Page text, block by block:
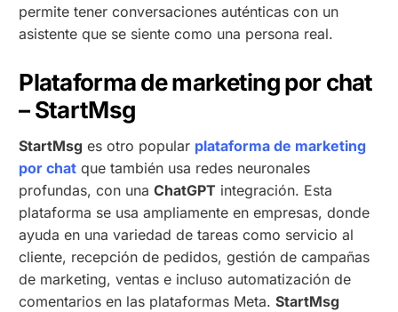
permite tener conversaciones auténticas con un
asistente que se siente como una persona real.
Plataforma de marketing por chat
– StartMsg
StartMsg es otro popular plataforma de marketing
por chat que también usa redes neuronales
profundas, con unaChatGPT integración. Esta
plataforma se usa ampliamente en empresas, donde
ayuda en una variedad de tareas como servicio al
cliente, recepción de pedidos, gestión de campañas
de marketing, ventas e incluso automatización de
comentarios en las plataformas Meta.StartMsg